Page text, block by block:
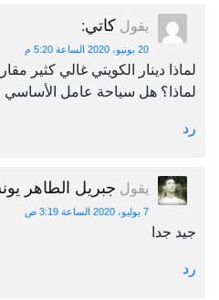
يقول كاتي:
20 يونيو، 2020 الساعة 5:20 م
لماذا دينار الكويتي غالي كثير
لماذا؟ هل سياحة عامل الأساسي
رد
يقول جبريل الطاهر
7 يوليو، 2020 الساعة 3:19 ص
جيد جدا
رد